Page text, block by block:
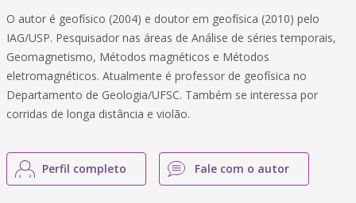
O autor é geofísico (2004) e doutor em geofísica (2010) pelo
IAG/USP. Pesquisador nas áreas de Análise de séries temporais,
Geomagnetismo, Métodos magnéticos e Métodos
eletromagnéticos. Atualmente é professor de geofísica no
Departamento de Geologia/UFSC. Também se interessa por
corridas de longa distância e violão.
Perfil completo Fale com o autor